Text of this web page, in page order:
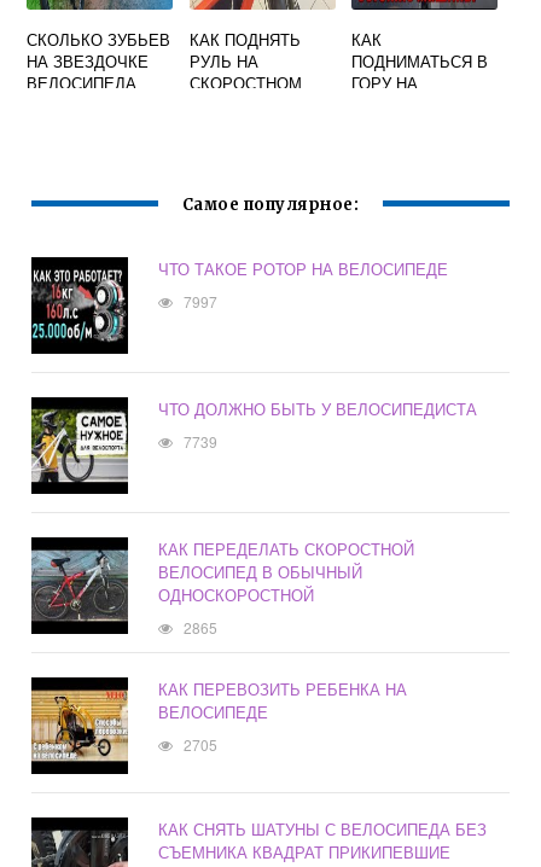
СКОЛЬКО ЗУБЬЕВ
НА ЗВЕЗДОЧКЕ
ВЕЛОСИПЕДА
КАК ПОДНЯТЬ
РУЛЬ НА
СКОРОСТНОМ
КАК
ПОДНИМАТЬСЯ В
ГОРУ НА
Самое популярное:
ЧТО ТАКОЕ РОТОР НА ВЕЛОСИПЕДЕ
7997
ЧТО ДОЛЖНО БЫТЬ У ВЕЛОСИПЕДИСТА
7739
КАК ПЕРЕДЕЛАТЬ СКОРОСТНОЙ
ВЕЛОСИПЕД В ОБЫЧНЫЙ
ОДНОСКОРОСТНОЙ
2865
КАК ПЕРЕВОЗИТЬ РЕБЕНКА НА
ВЕЛОСИПЕДЕ
2705
КАК СНЯТЬ ШАТУНЫ С ВЕЛОСИПЕДА БЕЗ
СЪЕМНИКА КВАДРАТ ПРИКИПЕВШИЕ